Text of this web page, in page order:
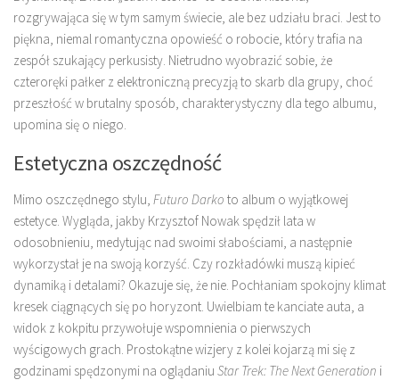
rozgrywająca się w tym samym świecie, ale bez udziału braci. Jest to
piękna, niemal romantyczna opowieść o robocie, który trafia na
zespół szukający perkusisty. Nietrudno wyobrazić sobie, że
czteroręki pałker z elektroniczną precyzją to skarb dla grupy, choć
przeszłość w brutalny sposób, charakterystyczny dla tego albumu,
upomina się o niego.
Estetyczna oszczędność
Mimo oszczędnego stylu, Futuro Darko to album o wyjątkowej
estetyce. Wygląda, jakby Krzysztof Nowak spędził lata w
odosobnieniu, medytując nad swoimi słabościami, a następnie
wykorzystał je na swoją korzyść. Czy rozkładówki muszą kipieć
dynamiką i detalami? Okazuje się, że nie. Pochłaniam spokojny klimat
kresek ciągnących się po horyzont. Uwielbiam te kanciate auta, a
widok z kokpitu przywołuje wspomnienia o pierwszych
wyścigowych grach. Prostokątne wizjery z kolei kojarzą mi się z
godzinami spędzonymi na oglądaniu Star Trek: The Next Generation i